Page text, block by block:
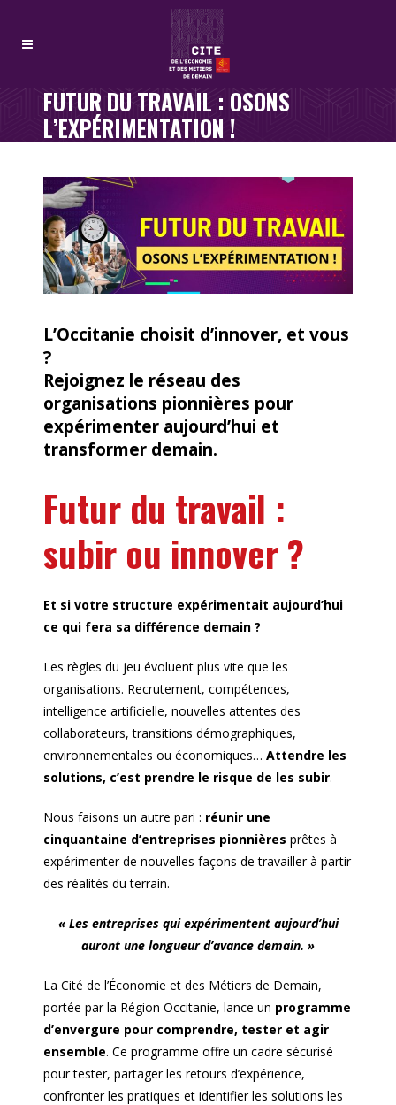
FUTUR DU TRAVAIL : OSONS
L’EXPÉRIMENTATION !
L’Occitanie choisit d’innover, et vous
?
Rejoignez le réseau des
organisations pionnières pour
expérimenter aujourd’hui et
transformer demain.
Futur du travail :
subir ou innover ?
Et si votre structure expérimentait aujourd’hui
ce qui fera sa différence demain ?
Les règles du jeu évoluent plus vite que les
organisations. Recrutement, compétences,
intelligence artificielle, nouvelles attentes des
collaborateurs, transitions démographiques,
environnementales ou économiques… Attendre les
solutions, c’est prendre le risque de les subir.
Nous faisons un autre pari : réunir une
cinquantaine d’entreprises pionnières prêtes à
expérimenter de nouvelles façons de travailler à partir
des réalités du terrain.
« Les entreprises qui expérimentent aujourd’hui
auront une longueur d’avance demain. »
La Cité de l’Économie et des Métiers de Demain,
portée par la Région Occitanie, lance un programme
d’envergure pour comprendre, tester et agir
ensemble. Ce programme offre un cadre sécurisé
pour tester, partager les retours d’expérience,
confronter les pratiques et identifier les solutions les